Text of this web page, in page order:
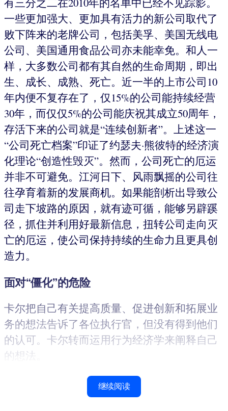
一些更加强大、更加具有活力的新公司取代了
败下阵来的老牌公司，包括美孚、美国无线电
公司、美国通用食品公司亦未能幸免。和人一
样，大多数公司都有其自然的生命周期，即出
生、成长、成熟、死亡。近一半的上市公司10
年内便不复存在了，仅15%的公司能持续经营
30年，而仅仅5%的公司能庆祝其成立50周年，
存活下来的公司就是“连续创新者”。上述这一
“公司死亡档案”印证了约瑟夫·熊彼特的经济演
化理论“创造性毁灭”。然而，公司死亡的厄运
并非不可避免。江河日下、风雨飘摇的公司往
往孕育着新的发展商机。如果能剖析出导致公
司走下坡路的原因，就有迹可循，能够另辟蹊
径，抓住并利用好最新信息，扭转公司走向灭
亡的厄运，使公司保持持续的生命力且更具创
造力。
面对“僵化”的危险
卡尔把自己有关提高质量、促进创新和拓展业
务的想法告诉了各位执行官，但没有得到他们
的认可。卡尔转而运用行为经济学来阐释自己
的想法。
继续阅读